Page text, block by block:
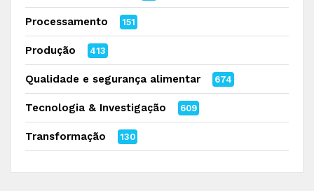
Processamento 151
Produção 413
Qualidade e segurança alimentar 674
Tecnologia & Investigação 609
Transformação 130